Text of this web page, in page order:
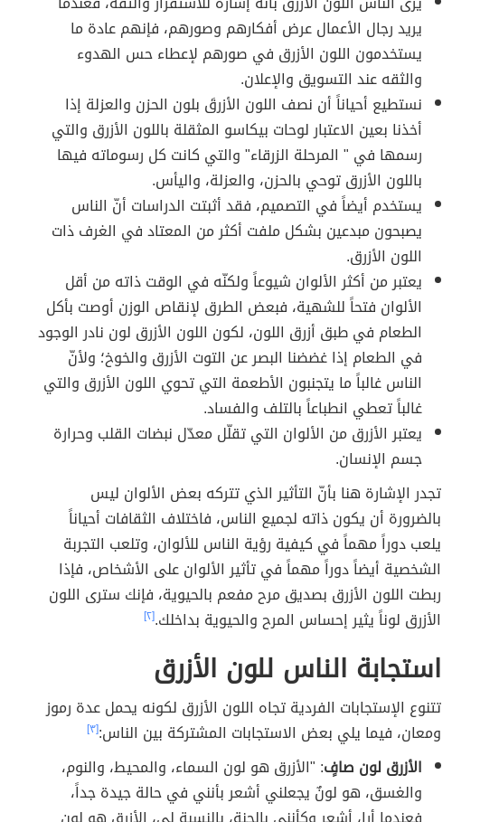
يريد رجال الأعمال عرض أفكارهم وصورهم، فإنهم عادة ما
يستخدمون اللون الأزرق في صورهم لإعطاء حس الهدوء
والثقه عند التسويق والإعلان.
نستطيع أحياناً أن نصف اللون الأزرقَ بلون الحزن والعزلة إذا
أخذنا بعين الاعتبار لوحات بيكاسو المثقلة باللون الأزرق والتي
رسمها في " المرحلة الزرقاء" والتي كانت كل رسوماته فيها
باللون الأزرق توحي بالحزن، والعزلة، واليأس.
يستخدم أيضاً في التصميم، فقد أثبتت الدراسات أنّ الناس
يصبحون مبدعين بشكل ملفت أكثر من المعتاد في الغرف ذات
اللون الأزرق.
يعتبر من أكثر الألوان شيوعاً ولكنّه في الوقت ذاته من أقل
الألوان فتحاً للشهية، فبعض الطرق لإنقاص الوزن أوصت بأكل
الطعام في طبق أزرق اللون، لكون اللون الأزرق لون نادر الوجود
في الطعام إذا غضضنا البصر عن التوت الأزرق والخوخ؛ ولأنّ
الناس غالباً ما يتجنبون الأطعمة التي تحوي اللون الأزرق والتي
غالباً تعطي انطباعاً بالتلف والفساد.
يعتبر الأزرق من الألوان التي تقلّل معدّل نبضات القلب وحرارة
جسم الإنسان.
تجدر الإشارة هنا بأنّ التأثير الذي تتركه بعض الألوان ليس
بالضرورة أن يكون ذاته لجميع الناس، فاختلاف الثقافات أحياناً
يلعب دوراً مهماً في كيفية رؤية الناس للألوان، وتلعب التجربة
الشخصية أيضاً دوراً مهماً في تأثير الألوان على الأشخاص، فإذا
ربطت اللون الأزرق بصديق مرح مفعم بالحيوية، فإنك سترى اللون
الأزرق لوناً يثير إحساس المرح والحيوية بداخلك.[٢]
استجابة الناس للون الأزرق
تتنوع الإستجابات الفردية تجاه اللون الأزرق لكونه يحمل عدة رموز
ومعان، فيما يلي بعض الاستجابات المشتركة بين الناس:[٣]
الأزرق لون صافٍ: "الأزرق هو لون السماء، والمحيط، والنوم،
والغسق، هو لونٌ يجعلني أشعر بأنني في حالة جيدة جداً،